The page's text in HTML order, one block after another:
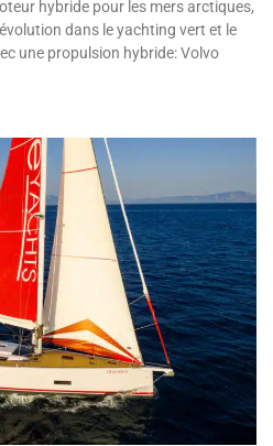
hybride pour les mers arctiques,
dans le yachting vert et le
une propulsion hybride: Volvo